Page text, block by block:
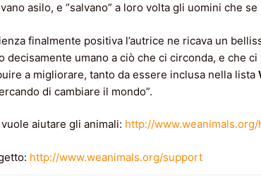
asilo, e “salvano” a loro volta gli uomini che
finalmente positiva l’autrice ne ricava un
decisamente umano a ciò che ci circonda, e che
a migliorare, tanto da essere inclusa nella lista
di cambiare il mondo”.
aiutare gli animali: http://
http://www.weanimals.org/support